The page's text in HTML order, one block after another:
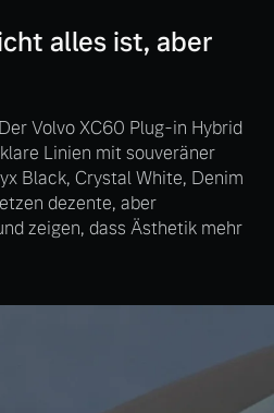
alles ist, aber
Volvo XC60 Plug-in Hybrid
Linien mit souveräner
Black, Crystal White, Denim
dezente, aber
zeigen, dass Ästhetik mehr